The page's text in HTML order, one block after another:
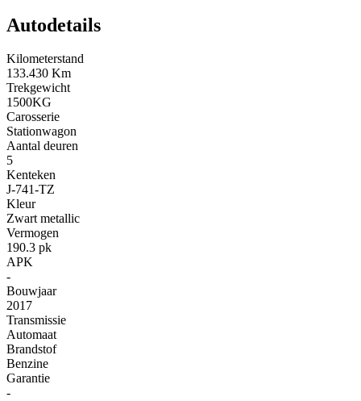
Autodetails
Kilometerstand
133.430 Km
Trekgewicht
1500KG
Carosserie
Stationwagon
Aantal deuren
5
Kenteken
J-741-TZ
Kleur
Zwart metallic
Vermogen
190.3 pk
APK
-
Bouwjaar
2017
Transmissie
Automaat
Brandstof
Benzine
Garantie
-